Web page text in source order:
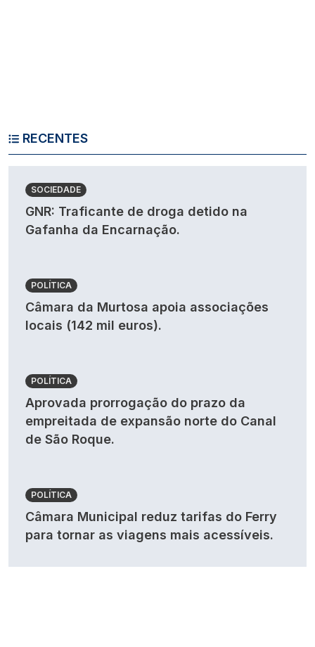
RECENTES
SOCIEDADE
GNR: Traficante de droga detido na
Gafanha da Encarnação.
POLÍTICA
Câmara da Murtosa apoia associações
locais (142 mil euros).
POLÍTICA
Aprovada prorrogação do prazo da
empreitada de expansão norte do Canal
de São Roque.
POLÍTICA
Câmara Municipal reduz tarifas do Ferry
para tornar as viagens mais acessíveis.